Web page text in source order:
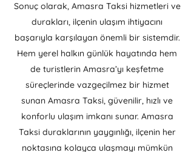
Sonuç olarak, Amasra Taksi hizmetleri ve
durakları, ilçenin ulaşım ihtiyacını
başarıyla karşılayan önemli bir sistemdir.
Hem yerel halkın günlük hayatında hem
de turistlerin Amasra’yı keşfetme
süreçlerinde vazgeçilmez bir hizmet
sunan Amasra Taksi, güvenilir, hızlı ve
konforlu ulaşım imkanı sunar. Amasra
Taksi duraklarının yaygınlığı, ilçenin her
noktasına kolayca ulaşmayı mümkün